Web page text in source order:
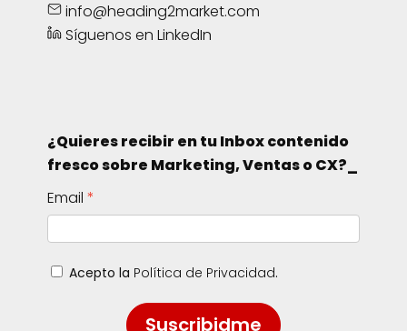
info@heading2market.com
Síguenos en LinkedIn
¿Quieres recibir en tu Inbox contenido
fresco sobre Marketing, Ventas o CX?_
Email
Acepto la Política de Privacidad.
Suscribidme